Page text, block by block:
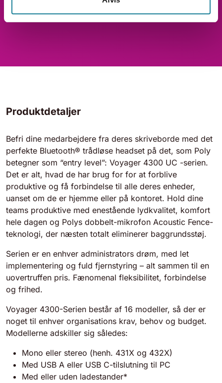
Produktdetaljer
Befri dine medarbejdere fra deres skriveborde med det
perfekte Bluetooth® trådløse headset på det, som Poly
betegner som “entry level”: Voyager 4300 UC -serien.
Det er alt, hvad de har brug for for at forblive
produktive og få forbindelse til alle deres enheder,
uanset om de er hjemme eller på kontoret. Hold dine
teams produktive med enestående lydkvalitet, komfort
hele dagen og Polys dobbelt-mikrofon Acoustic Fence-
teknologi, der næsten totalt eliminerer baggrundsstøj.
Serien er en enhver administrators drøm, med let
implementering og fuld fjernstyring – alt sammen til en
uovertruffen pris. Fænomenal fleksibilitet, forbindelse
og frihed.
Voyager 4300-Serien består af 16 modeller, så der er
noget til enhver organisations krav, behov og budget.
Modellerne adskiller sig således:
Mono eller stereo (henh. 431X og 432X)
Med USB A eller USB C-tilslutning til PC
Med eller uden ladestander*